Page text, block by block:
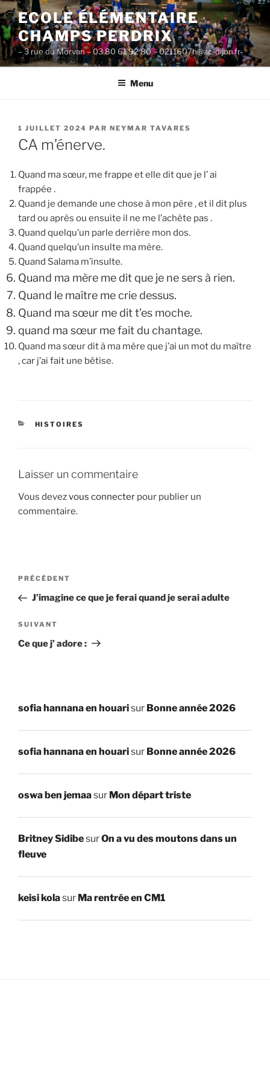
Aller
au
contenu
principal
ECOLE ÉLÉMENTAIRE
CHAMPS PERDRIX
– 3 rue du Morvan – 03 80 61 92 80 – 0211607h@ac-dijon.fr-
Menu
PUBLIÉ
LE
1 JUILLET 2024 PAR NEYMAR TAVARES
CA m’énerve.
Quand ma sœur, me frappe et elle dit que je l’ ai
frappée .
Quand je demande une chose à mon père , et il dit plus
tard ou après ou ensuite il ne me l’achète pas .
Quand quelqu’un parle derrière mon dos.
Quand quelqu’un insulte ma mère.
Quand Salama m’insulte.
Quand ma mère me dit que je ne sers à rien.
Quand le maître me crie dessus.
Quand ma sœur me dit t’es moche.
quand ma sœur me fait du chantage.
Quand ma sœur dit à ma mère que j’ai un mot du maître
, car j’ai fait une bêtise.
CATÉGORIES
HISTOIRES
Laisser un commentaire
Vous devezvous connecter pour publier un
commentaire.
Navigation
l’article
Article
précédent
PRÉCÉDENT
J’imagine ce que je ferai quand je serai adulte
Article
suivant
SUIVANT
Ce que j’ adore :
sofia hannana en houarisur Bonne année 2026
sofia hannana en houarisur Bonne année 2026
oswa ben jemaasur Mon départ triste
Britney SidibesurOn a vu des moutons dans un
fleuve
keisi kolasur Ma rentrée en CM1